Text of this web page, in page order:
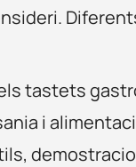
tastets
i